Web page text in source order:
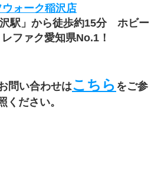
ウォーク稲沢店
ファク愛知県No.1！
問い合わせはこちら をご参
ください。